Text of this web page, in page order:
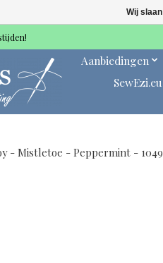
Aanbiedingen
SewEzi.eu
- Mistletoe - Peppermint -
Wij